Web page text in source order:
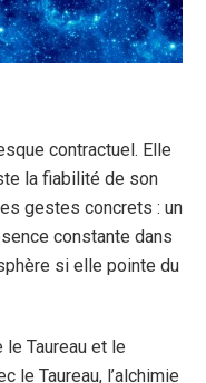
contractuel. Elle
la fiabilité de son
gestes concrets : un
constante dans
si elle pointe du
Taureau et le
le Taureau, l’alchimie